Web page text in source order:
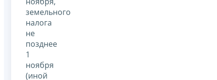
земельного
налога
не
позднее
1
ноября
(иной